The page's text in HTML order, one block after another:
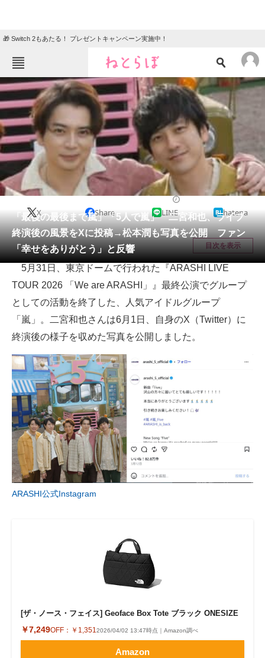
🎁 Switch 2もあたる！ プレゼントキャンペーン実施中！
ねとらぼメニュー
TOP ニュース
エンタメ クイズ
グルメ 地域
住まい 教育・育児
動物 リサーチ
会員記事
メディア
注目記事を集めた総合ページ
ITの今と未来を見通す
スマホと通信の最新トレンド
進化するPCとデバイスの未来
好きが集まる 比べて選べる
ビジネスと働き方のヒント
AI活用のいまが分かる
企業ITのトレンドを詳説
経営リーダーのコミュニティ
マーケ×ITの今がよく分かる
企業向けIT製品の総合サイト
IT製品の技術・比較・事例
エレクトロニクス専門サイト
「最後の最後まで嵐」「5人で嵐」 二宮和也、ライブ
終演後の風景をXに投稿→松本潤も写真を公開 ファン
「幸せをありがとう」と反響
X Share LINE hatena
目次を表示
5月31日、東京ドームで行われた『ARASHI LIVE
TOUR 2026 「We are ARASHI」』最終公演でグループ
としての活動を終了した、人気アイドルグループ
「嵐」。二宮和也さんは6月1日、自身のX（Twitter）に
終演後の様子を収めた写真を公開しました。
ARASHI公式Instagram
[ザ・ノース・フェイス] Geoface Box Tote ブラック ONESIZE
￥7,249OFF： ￥1,3512026/04/02 13:47時点｜Amazon調べ
Amazon